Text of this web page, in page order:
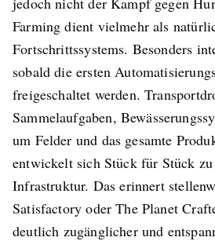
Farming dient vielmehr als
Fortschrittssystems. Besonders
sobald die ersten
freigeschaltet werden.
Sammelaufgaben,
um Felder und das gesamte
entwickelt sich Stück für Stück
Infrastruktur. Das erinnert
Satisfactory oder The Planet
deutlich zugänglicher und